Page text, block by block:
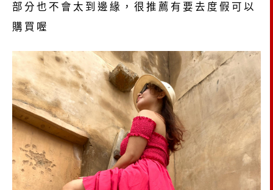
部分也不會太到邊緣，很推薦有要去度假可以
購買喔